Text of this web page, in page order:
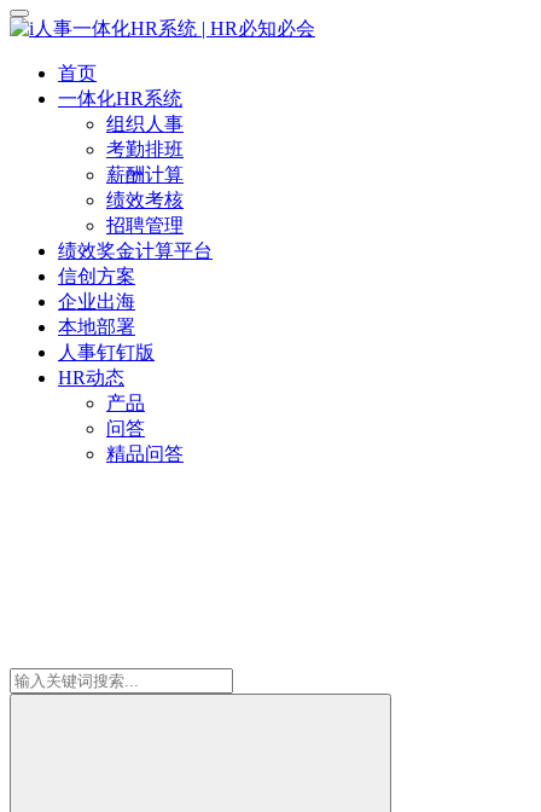
首页
一体化HR系统
组织人事
考勤排班
薪酬计算
绩效考核
招聘管理
绩效奖金计算平台
信创方案
企业出海
本地部署
人事钉钉版
HR动态
产品
问答
精品问答